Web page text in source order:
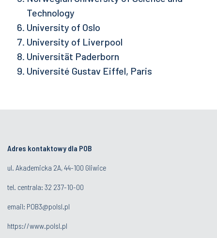
Technology
University of Oslo
University of Liverpool
Universität Paderborn
Université Gustav Eiffel, Paris
Adres kontaktowy dla POB
ul. Akademicka 2A, 44-100 Gliwice
tel. centrala: 32 237-10-00
email: POB3@polsl.pl
https://www.polsl.pl